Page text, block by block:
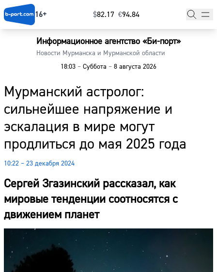
16+ $⁠82.17 €⁠94.84
Информационное агентство «Би-порт»
Новости Мурманска и Мурманской области
18:03 – Суббота – 8 августа 2026
Мурманский астролог:
сильнейшее напряжение и
эскалация в мире могут
продлиться до мая 2025 года
10:22 – 23 декабря 2024
Сергей Згазинский рассказал, как
мировые тенденции соотносятся с
движением планет
Главная
Наши гости
Фоторепортажи
Погода
Курсы валют